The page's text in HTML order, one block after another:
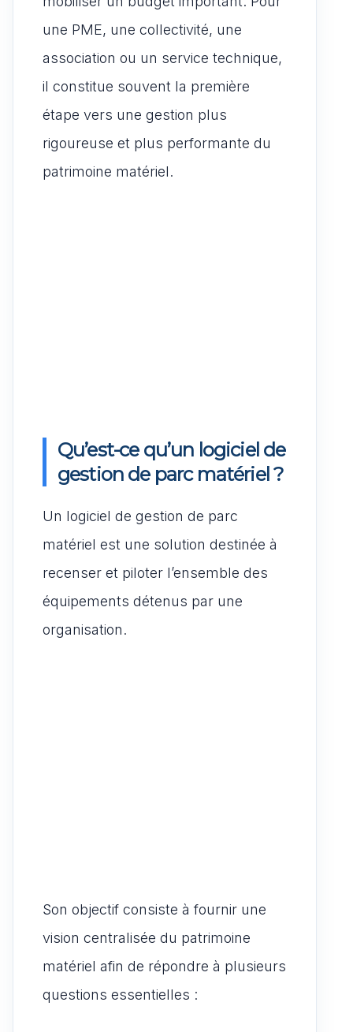
une PME, une collectivité, une
association ou un service technique,
il constitue souvent la première
étape vers une gestion plus
rigoureuse et plus performante du
patrimoine matériel.
Qu’est-ce qu’un logiciel de
gestion de parc matériel ?
Un logiciel de gestion de parc
matériel est une solution destinée à
recenser et piloter l’ensemble des
équipements détenus par une
organisation.
Son objectif consiste à fournir une
vision centralisée du patrimoine
matériel afin de répondre à plusieurs
questions essentielles :